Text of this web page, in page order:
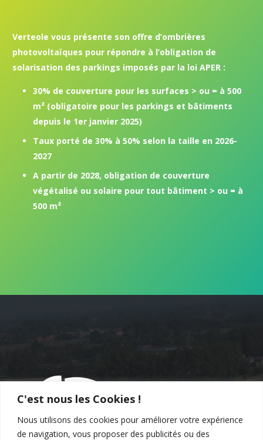
C'est nous les Cookies !
Nous utilisons des cookies pour améliorer votre expérience
de navigation, vous proposer des publicités ou des
Verteole vous présente son offre d’ombrières
photovoltaïques pour répondre à l’obligation de
solarisation des parkings imposés par la loi APER :
30% de couverture pour les surfaces > ou = à 500
m² (obligatoire pour les parkings et bâtiments
depuis le 1er janvier 2025)
Taux porté de 30% à 50% selon la taille en 2026-
2027
A partir de 2028, obligation de couverture
végétalisé ou solaire pour tout bâtiment > ou = à
500 m²